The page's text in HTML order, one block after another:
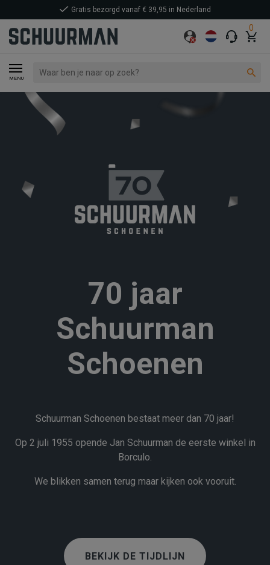
0
MENU
Gratis bezorgd vanaf € 39,95 in Nederland
70 jaar
Schuurman
Schoenen
Schuurman Schoenen bestaat meer dan 70 jaar!
Op 2 juli 1955 opende Jan Schuurman de eerste winkel in
Borculo.
We blikken samen terug maar kijken ook vooruit.
BEKIJK DE TIJDLIJN